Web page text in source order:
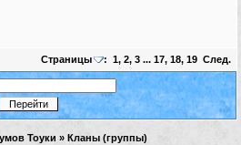
Страницы : 1, 2, 3 ... 17, 18, 19 След.
Тоуки » Кланы (группы)